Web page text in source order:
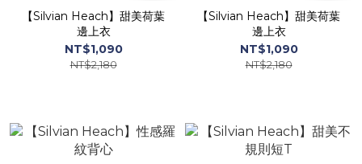
【Silvian Heach】甜美荷葉
邊上衣
NT$1,090
NT$2,180
【Silvian Heach】甜美荷葉
邊上衣
NT$1,090
NT$2,180